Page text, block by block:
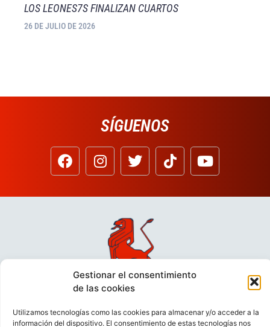
Gestionar el consentimiento
de las cookies
Utilizamos tecnologías como las cookies para almacenar y/o acceder a la
información del dispositivo. El consentimiento de estas tecnologías nos
LOS LEONES7S FINALIZAN CUARTOS
26 DE JULIO DE 2026
SÍGUENOS